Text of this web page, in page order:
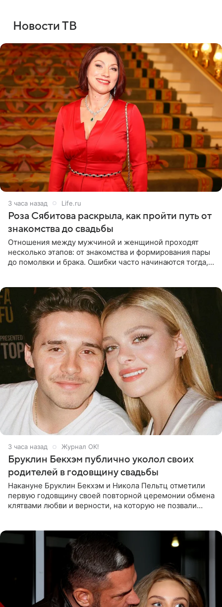
Новости ТВ
3 часа назад Life.ru
Роза Сябитова раскрыла, как пройти путь от
знакомства до свадьбы
Отношения между мужчиной и женщиной проходят
несколько этапов: от знакомства и формирования пары
до помолвки и брака. Ошибки часто начинаются тогда,
3 часа назад Журнал OK!
Бруклин Бекхэм публично уколол своих
родителей в годовщину свадьбы
Накануне Бруклин Бекхэм и Никола Пельтц отметили
первую годовщину своей повторной церемонии обмена
клятвами любви и верности, на которую не позвали